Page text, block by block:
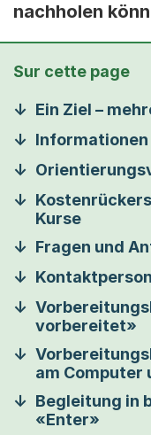
nachholen
Sur cette page
Ein Ziel –
Kurse
Fragen und
vorbereitet»
am Computer
Begleitung in
«Enter»